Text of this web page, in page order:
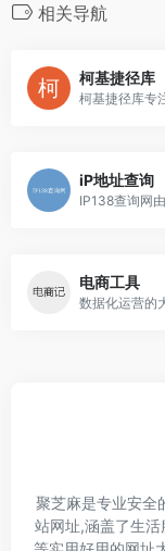
相关导航
柯基捷径库
iP地址查询
电商工具
聚芝麻是专业安全
站网址,涵盖了生